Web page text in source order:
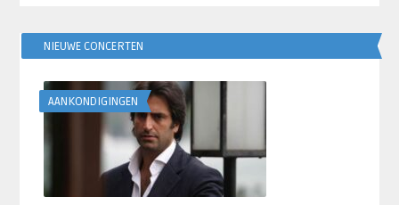
NIEUWE CONCERTEN
AANKONDIGINGEN